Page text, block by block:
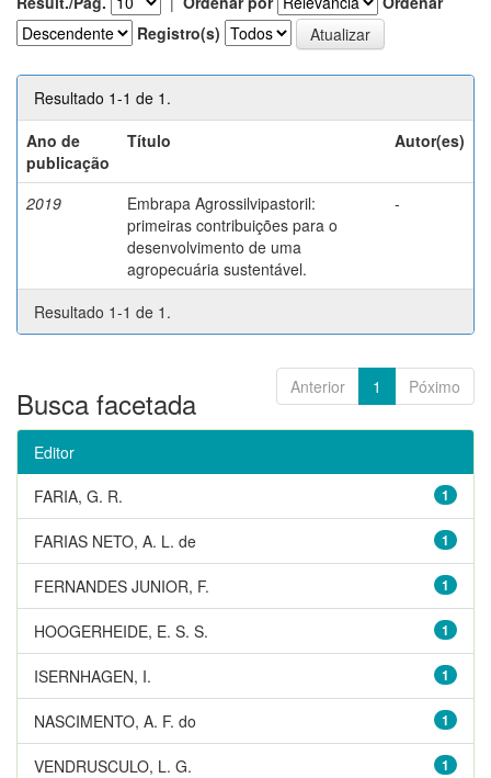
Registro(s)
Resultado 1-1 de 1.
Ano de
publicação
Título Autor(es)
2019
Embrapa Agrossilvipastoril:
primeiras contribuições para o
desenvolvimento de uma
agropecuária sustentável.
-
Resultado 1-1 de 1.
Anterior 1 Póximo
Busca facetada
Editor
1
FARIA, G. R.
1
FARIAS NETO, A. L. de
1
FERNANDES JUNIOR, F.
1
HOOGERHEIDE, E. S. S.
1
ISERNHAGEN, I.
1
NASCIMENTO, A. F. do
1
VENDRUSCULO, L. G.